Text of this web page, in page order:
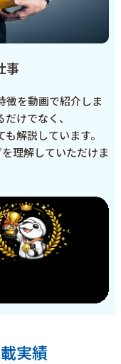
事
徴を動画で紹介しま
けでなく、
解説しています。
理解していただけま
実績